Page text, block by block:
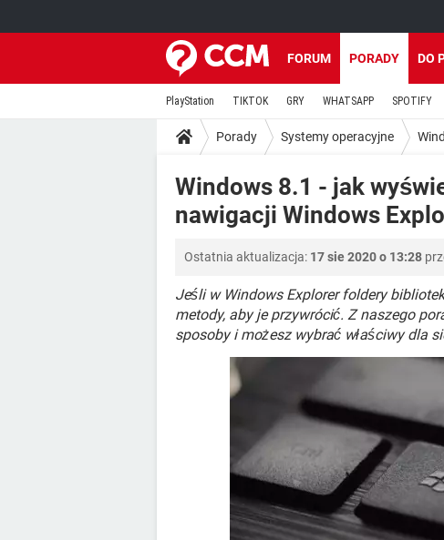
FORUM PORADY DO
PlayStation TIKTOK GRY WHATSAPP SPOTIFY
Porady Systemy operacyjne
Windows 8.1 - jak
nawigacji Windows
Ostatnia aktualizacja: 17 sie 2020 o 13:28
Jeśli w Windows Explorer foldery
metody, aby je przywrócić. Z naszego
sposoby i możesz wybrać właściwy dla